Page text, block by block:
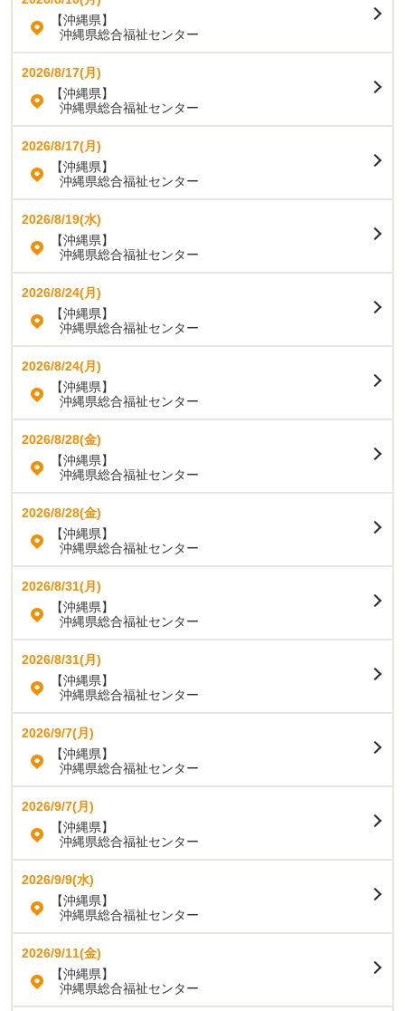
【沖縄県】
沖縄県総合福祉センター
2026/8/17(月)
【沖縄県】
沖縄県総合福祉センター
2026/8/17(月)
【沖縄県】
沖縄県総合福祉センター
2026/8/19(水)
【沖縄県】
沖縄県総合福祉センター
2026/8/24(月)
【沖縄県】
沖縄県総合福祉センター
2026/8/24(月)
【沖縄県】
沖縄県総合福祉センター
2026/8/28(金)
【沖縄県】
沖縄県総合福祉センター
2026/8/28(金)
【沖縄県】
沖縄県総合福祉センター
2026/8/31(月)
【沖縄県】
沖縄県総合福祉センター
2026/8/31(月)
【沖縄県】
沖縄県総合福祉センター
2026/9/7(月)
【沖縄県】
沖縄県総合福祉センター
2026/9/7(月)
【沖縄県】
沖縄県総合福祉センター
2026/9/9(水)
【沖縄県】
沖縄県総合福祉センター
2026/9/11(金)
【沖縄県】
沖縄県総合福祉センター